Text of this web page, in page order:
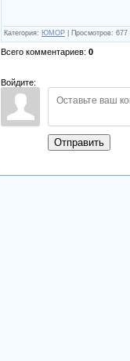
Категория: ЮМОР Просмотров: 677
Всего комментариев: 0
Войдите:
Отправить